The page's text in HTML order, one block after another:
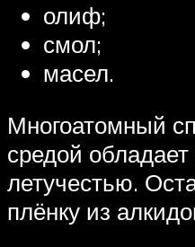
олиф;
смол;
масел.
Многоатомный
средой
летучестью.
плёнку из